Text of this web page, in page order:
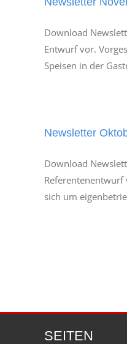
Download
Entwurf vor.
Speisen in der
Newsletter
Download
sich um
SEITEN